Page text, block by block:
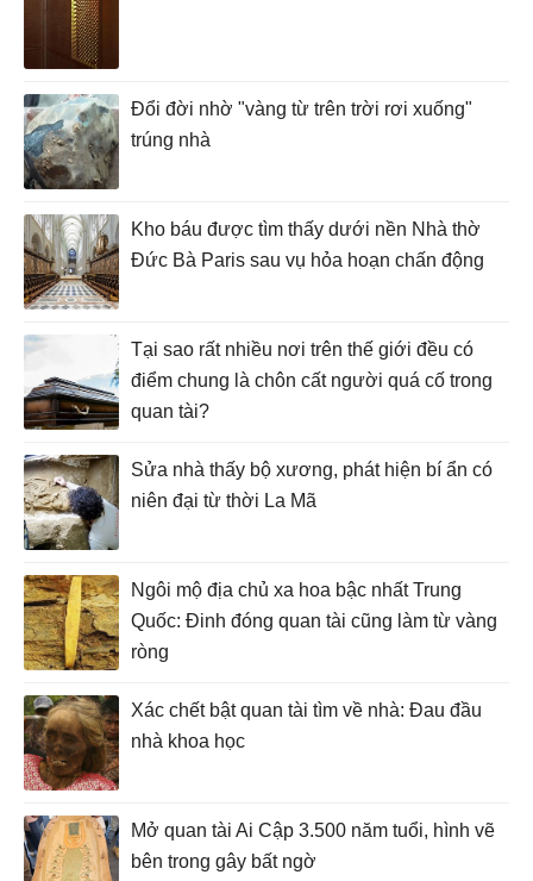
Đổi đời nhờ "vàng từ trên trời rơi xuống"
trúng nhà
Kho báu được tìm thấy dưới nền Nhà thờ
Đức Bà Paris sau vụ hỏa hoạn chấn động
Tại sao rất nhiều nơi trên thế giới đều có
điểm chung là chôn cất người quá cố trong
quan tài?
Sửa nhà thấy bộ xương, phát hiện bí ẩn có
niên đại từ thời La Mã
Ngôi mộ địa chủ xa hoa bậc nhất Trung
Quốc: Đinh đóng quan tài cũng làm từ vàng
ròng
Xác chết bật quan tài tìm về nhà: Đau đầu
nhà khoa học
Mở quan tài Ai Cập 3.500 năm tuổi, hình vẽ
bên trong gây bất ngờ